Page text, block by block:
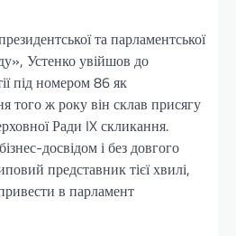
та парламентської
Устенко увійшов до
під номером 86 як
того ж року він склав присягу
Ради IX скликання.
досвідом і без довгого
представник тієї хвилі,
в парламент